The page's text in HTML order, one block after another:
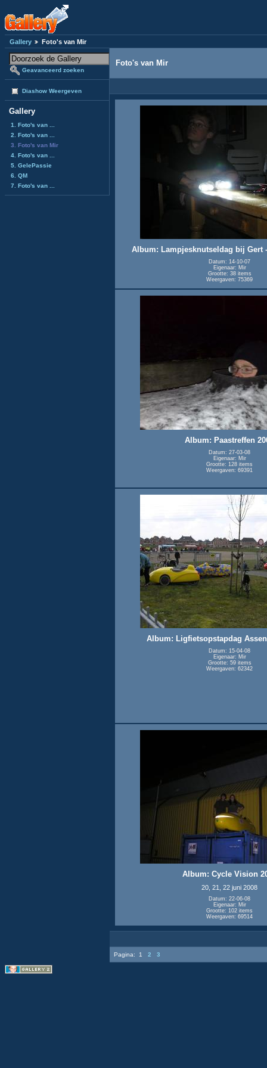
Gallery Foto's van Mir
Geavanceerd zoeken
Diashow Weergeven
Gallery
1. Foto's van ...
2. Foto's van ...
3. Foto's van Mir
4. Foto's van ...
5. GelePassie
6. QM
7. Foto's van ...
Foto's van Mir
Album: Lampjesknutseldag bij Gert
Datum: 14-10-07
Eigenaar: Mir
Grootte: 38 items
Weergaven: 75369
Album: Paastreffen
Datum: 27-03-08
Eigenaar: Mir
Grootte: 128 items
Weergaven: 69391
Album: Ligfietsopstapdag Assen
Datum: 15-04-08
Eigenaar: Mir
Grootte: 59 items
Weergaven: 62342
Album: Cycle Vision
20, 21, 22 juni 2008
Datum: 22-06-08
Eigenaar: Mir
Grootte: 102 items
Weergaven: 69514
Pagina: 1 2 3